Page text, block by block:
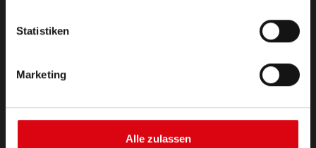
Statistiken
Marketing
Alle zulassen
Starter- & Bordnetzbatterien
Zubehör für PKW und Nutzfahrzeuge
(Semi-) Traktion & Standby